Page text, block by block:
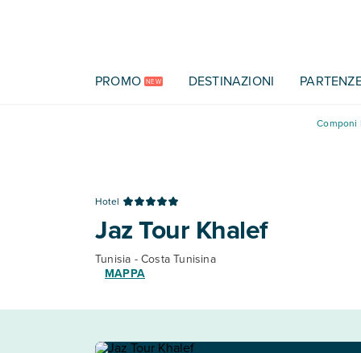
PROMO NEW DESTINAZIONI
Componi
Hotel
Jaz Tour Khalef
Tunisia - Costa Tunisina
MAPPA